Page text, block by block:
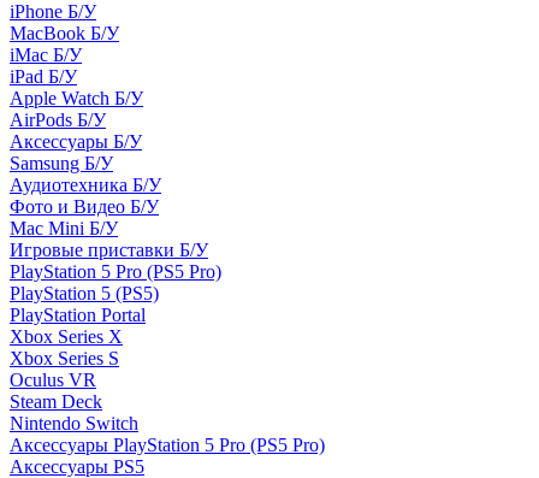
iPhone Б/У
MacBook Б/У
iMac Б/У
iPad Б/У
Apple Watch Б/У
AirPods Б/У
Аксессуары Б/У
Samsung Б/У
Аудиотехника Б/У
Фото и Видео Б/У
Mac Mini Б/У
Игровые приставки Б/У
PlayStation 5 Pro (PS5 Pro)
PlayStation 5 (PS5)
PlayStation Portal
Xbox Series X
Xbox Series S
Oculus VR
Steam Deck
Nintendo Switch
Аксессуары PlayStation 5 Pro (PS5 Pro)
Аксессуары PS5